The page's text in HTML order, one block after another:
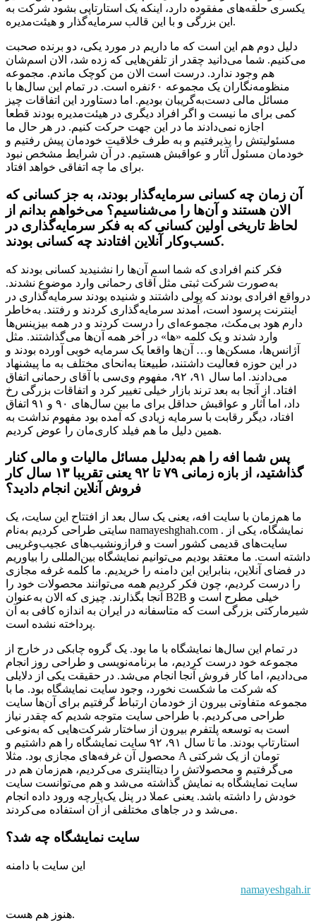
یکسری حلقه‌های مفقوده دارد، اینکه یک استارتاپی بشود شرکت به
این بزرگی و با این قالب سرمایه‌گذار و هیئت‌مدیره.
دلیل دوم هم این است که ما داریم در مورد یکی، دو برنده صحبت
می‌کنیم. شما می‌دانید چقدر از تلفن‌هایی که زده شد، الان اسم‌شان
هم وجود ندارد. درست است الان من کوچک ماندم. مجموعه
منظومه‌نگاران یک مجموعه ۶۰نفره است. در تمام این سال‌ها با
مسائل مالی دست‌به‌گریبان بودیم. اما دستاورد این اتفاقات چیز
کمی برای ما نیست و اگر افراد دیگری در هیئت‌مدیره بودند قطعا
اجازه نمی‌دادند ما در این جهت حرکت کنیم. در هر حال ما
مسئولیتش را پذیرفتیم و به طرف خلاقیت خودمان پیش رفتیم و
خودمان مسئول آثار و عواقبش هستیم. در آن شرایط مشخص نبود
برای ما چه اتفاقی خواهد افتاد.
آن زمان چه کسانی سرمایه‌گذار بودند، به جز کسانی که
الان هستند و آن‌ها را می‌شناسیم؟ می‌خواهم بدانم از
لحاظ تاریخی اولین کسانی که به فکر سرمایه‌گذاری در
کسب‌وکار آنلاین افتادند چه کسانی بودند.
فکر کنم افرادی که شما اسم آن‌ها را نشنیدید کسانی بودند که
به‌صورت شرکت ثبتی مثل آقای رحمانی وارد موضوع نشدند.
درواقع افرادی بودند که پولی داشتند و شنیده بودند سرمایه‌گذاری در
اینترنت پرسود است، آمدند سرمایه‌گذاری کردند و رفتند. به‌خاطر
دارم هود‌ بی‌مکث، مجموعه‌ای را درست کردند و در همه بیزینس‌ها
وارد شدند و یک کلمه «ها» در آخر همه آن‌ها می‌گذاشتند. مثل
آژانس‌ها، مسکن‌ها و… آن‌ها واقعا یک سرمایه خوبی آورده بودند و
در این حوزه فعالیت داشتند، طبیعتا به‌انحای مختلف به ما پیشنهاد
می‌دادند. اما سال ۹۱، ۹۲، مفهوم وی‌سی با آقای رحمانی اتفاق
افتاد. از آنجا به بعد ترند بازار خیلی تغییر کرد و اتفاقات بزرگی رخ
داد، اما آثار و عواقبش حداقل برای ما بین سال‌های ۹۰ و ۹۱ اتفاق
افتاد، دیگر رقابت با سرمایه زیادی که آمده بود مفهوم نداشت به
همین دلیل ما هم فیلد کاری‌مان را عوض کردیم.
پس شما افه را هم به‌دلیل مسائل مالیات و مالی کنار
گذاشتید، از بازه زمانی ۷۹ تا ۹۲ یعنی تقریبا ۱۳ سال کار
فروش آنلاین انجام دادید؟
ما هم‌زمان با سایت افه، یعنی یک سال بعد از افتتاح این سایت، یک
سایتی طراحی کردیم به‌نام namayeshghah.com . نمایشگاه، یکی از
سایت‌های قدیمی کشور است و فرازونشیب‌های عجیب‌وغریبی
داشته است. ما معتقد بودیم می‌توانیم نمایشگاه بین‌المللی را بیاوریم
در فضای آنلاین، بنابراین این دامنه را خریدیم. ما کلمه غرفه مجازی
را درست کردیم، چون فکر کردیم همه می‌توانند محصولات خود را
آنجا بگذارند. چیزی که الان به‌عنوان B2B خیلی مطرح است و
شیرمارکتی بزرگی است که متاسفانه در ایران به اندازه کافی به آن
پرداخته نشده است.
در تمام این سال‌ها نمایشگاه با ما بود. یک گروه چابکی در خارج از
مجموعه خود درست کردیم، ما برنامه‌نویسی و طراحی روز انجام
می‌دادیم، اما کار فروش آنجا انجام می‌شد. در حقیقت یکی از دلایلی
که شرکت ما شکست نخورد، وجود سایت نمایشگاه بود. ما با
مجموعه متفاوتی بیرون از خودمان ارتباط گرفتیم برای آن‌ها سایت
طراحی می‌کردیم. با طراحی سایت متوجه شدیم که چقدر نیاز
است به توسعه پلتفرم بیرون از ساختار شرکت‌هایی که به‌نوعی
استارتاپ بودند. ما تا سال ۹۱، ۹۲ سایت نمایشگاه را هم داشتیم و
محصول آن غرفه‌های مجازی بود. مثلا A تومان از یک شرکتی
می‌گرفتیم و محصولاتش را دیتااینتری می‌کردیم، هم‌زمان هم در
سایت نمایشگاه به نمایش گذاشته می‌شد و هم می‌توانست سایت
خودش را داشته باشد. یعنی عملا در پنل یک‌پارچه ورود داده انجام
می‌شد و در جاهای مختلفی از آن استفاده می‌کردند.
سایت نمایشگاه چه شد؟
این سایت با دامنه
namayeshgah.ir
هنوز هم هست.